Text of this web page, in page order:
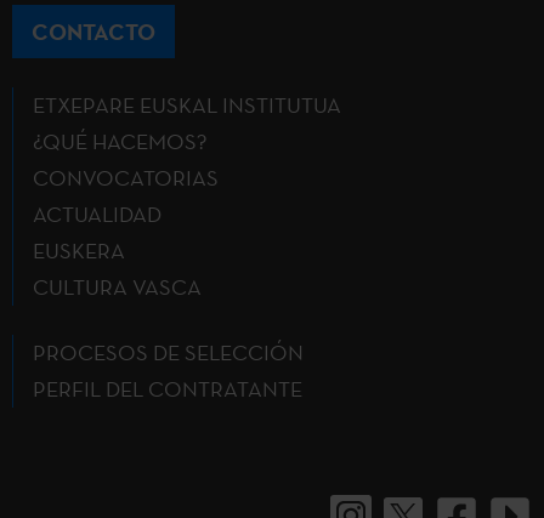
CONTACTO
ETXEPARE EUSKAL INSTITUTUA
¿QUÉ HACEMOS?
CONVOCATORIAS
ACTUALIDAD
EUSKERA
CULTURA VASCA
PROCESOS DE SELECCIÓN
PERFIL DEL CONTRATANTE